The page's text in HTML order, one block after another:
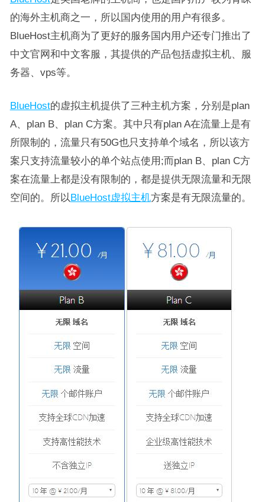
的海外主机商之一，所以国内使用的用户有很多。
BlueHost主机商为了更好的服务国内用户还专门推出了
中文官网和中文客服，其提供的产品包括虚拟主机、服
务器、vps等。
BlueHost的虚拟主机提供了三种主机方案，分别是plan
A、plan B、plan C方案。其中只有plan A在流量上是有
所限制的，流量只有50G也只支持单个域名，所以该方
案只支持流量较小的单个站点使用;而plan B、plan C方
案在流量上都是没有限制的，都是提供无限流量和无限
空间的。所以BlueHost虚拟主机方案是有无限流量的。